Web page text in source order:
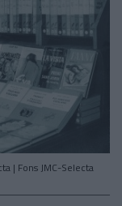
| Fons JMC-Selecta